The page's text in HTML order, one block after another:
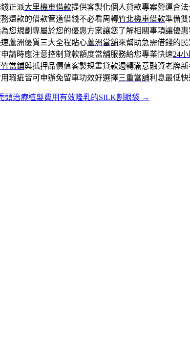
正派大里機車借款提供客製化個人貸款專案營運合
還款的借款管道借錢不必看周轉竹北機車借款準備
為您規劃專屬於您的優惠方案讓您了解相關事項讓優惠
蘆洲優質三大全程貼心蘆洲當舖來幫助急需借錢的
請時應注意控制貸款額度當舖服務給您專業快速24
當鋪與抵押品價值客製規畫貸款週轉滿意融資老牌
瑕疵皆可申辦免留車功效好選擇三重當舖利息最低
頭治療植髮費用有效隆乳的SILK割眼袋 →